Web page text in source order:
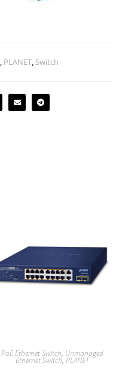
, PLANET, Switch
PoE Ethernet Switch, Unmanaged
Ethernet Switch, PLANET